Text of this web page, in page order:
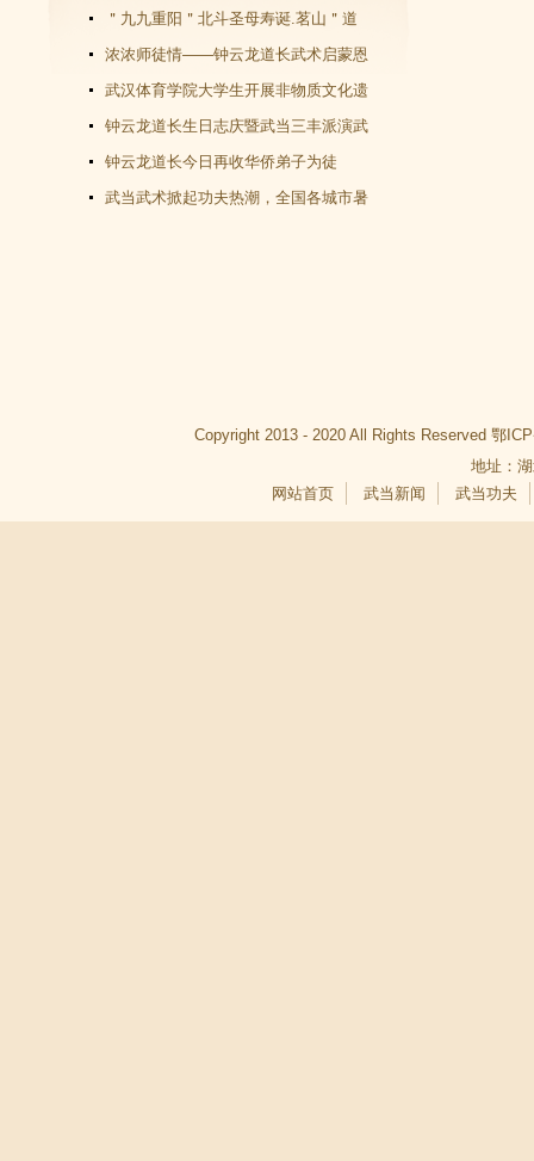
《武当功夫传人 钟云龙》纪录片
＂九九重阳＂北斗圣母寿诞.茗山＂道
教文化＂汇演圆满谢幕
浓浓师徒情——钟云龙道长武术启蒙恩
师千里赴武当会面
武汉体育学院大学生开展非物质文化遗
产（武当武术）调查活动
钟云龙道长生日志庆暨武当三丰派演武
交流大会成功举办
钟云龙道长今日再收华侨弟子为徒
武当武术掀起功夫热潮，全国各城市暑
Copyright 2013 - 2020 All Rights Reserved 鄂
地址：
网站首页
武当新闻 武当功夫